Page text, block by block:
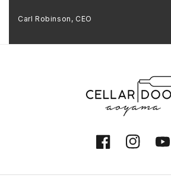
Carl Robinson, CEO
FacebookInstagram